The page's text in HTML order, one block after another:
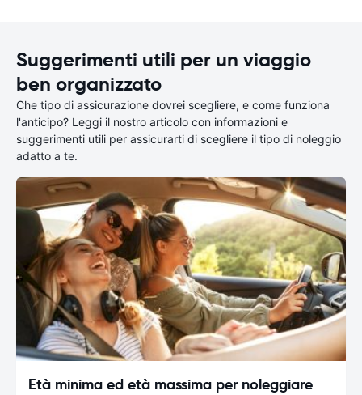
Suggerimenti utili per un viaggio
ben organizzato
Che tipo di assicurazione dovrei scegliere, e come funziona
l'anticipo? Leggi il nostro articolo con informazioni e
suggerimenti utili per assicurarti di scegliere il tipo di noleggio
adatto a te.
Età minima ed età massima per noleggiare